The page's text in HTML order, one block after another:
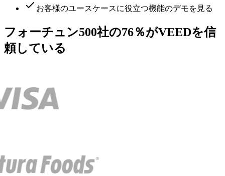
お客様のユースケースに役立つ機能のデモを見る
フォーチュン500社の76％がVEEDを信
頼している